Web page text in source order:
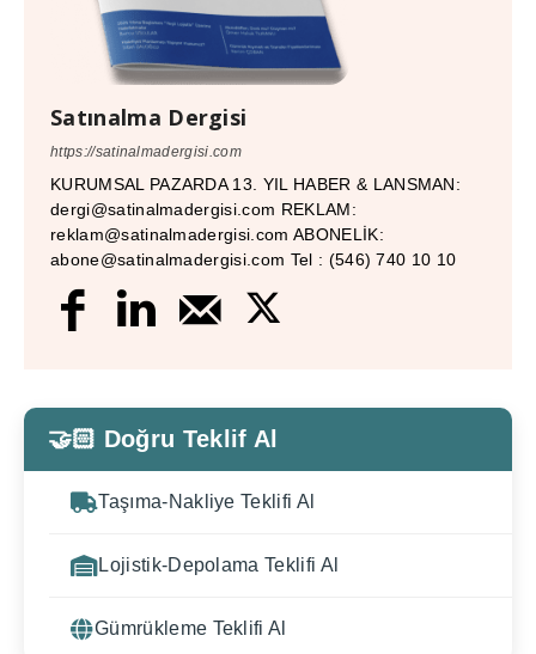
Satınalma Dergisi
https://satinalmadergisi.com
KURUMSAL PAZARDA 13. YIL HABER & LANSMAN:
dergi@satinalmadergisi.com REKLAM:
reklam@satinalmadergisi.com ABONELİK:
abone@satinalmadergisi.com Tel : (546) 740 10 10
🤝🏻 Doğru Teklif Al
Taşıma-Nakliye Teklifi Al
Lojistik-Depolama Teklifi Al
Gümrükleme Teklifi Al